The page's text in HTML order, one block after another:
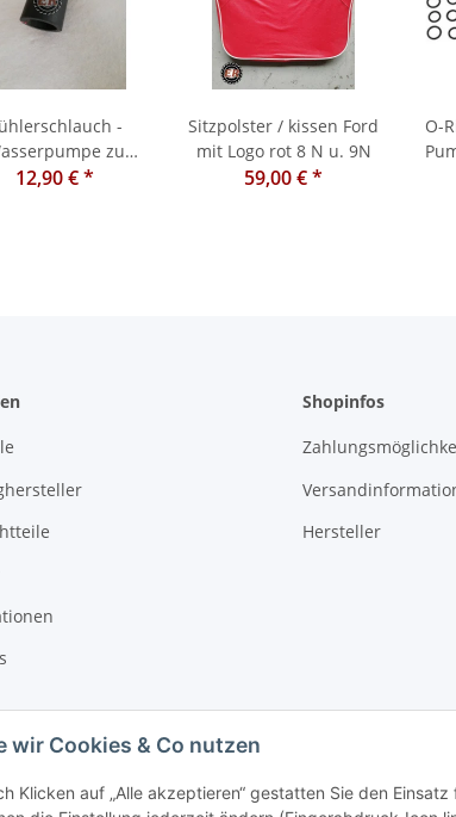
wir Cookies & Co nutzen
Klicken auf „Alle akzeptieren“ gestatten Sie den
-
zu
A 3.152, AD
12,90 €*
Sitzpolster / kissen Ford
mit Logo rot 8 N u. 9N
59,00 €*
O-
Shopinfos
Hersteller